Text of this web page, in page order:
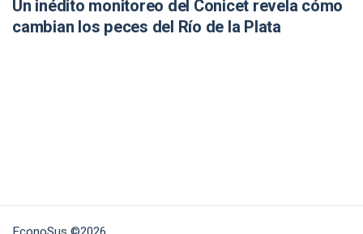
Un inédito monitoreo del Conicet revela cómo
cambian los peces del Río de la Plata